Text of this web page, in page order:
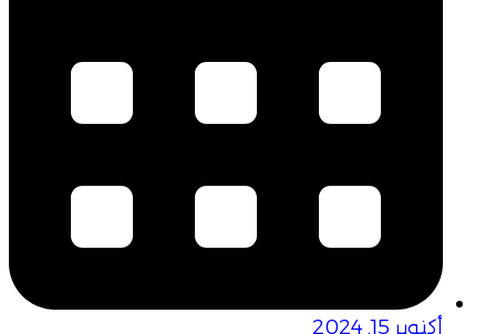
أكتوبر 15, 2024